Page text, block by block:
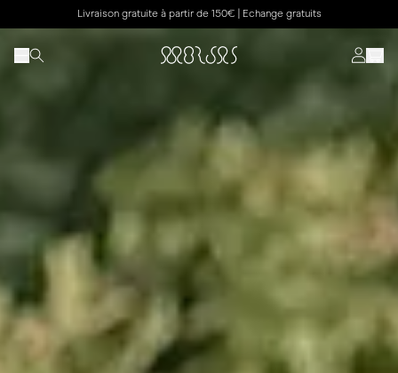
Livraison gratuite à partir de 150€ | Echange gratuits